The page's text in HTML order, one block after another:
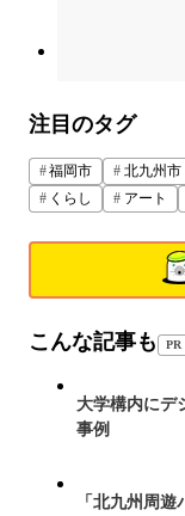
注目のタグ
福岡市 北九州市
くらし
アート
こんな記事も PR
大学構内にデ
事例
「北九州周